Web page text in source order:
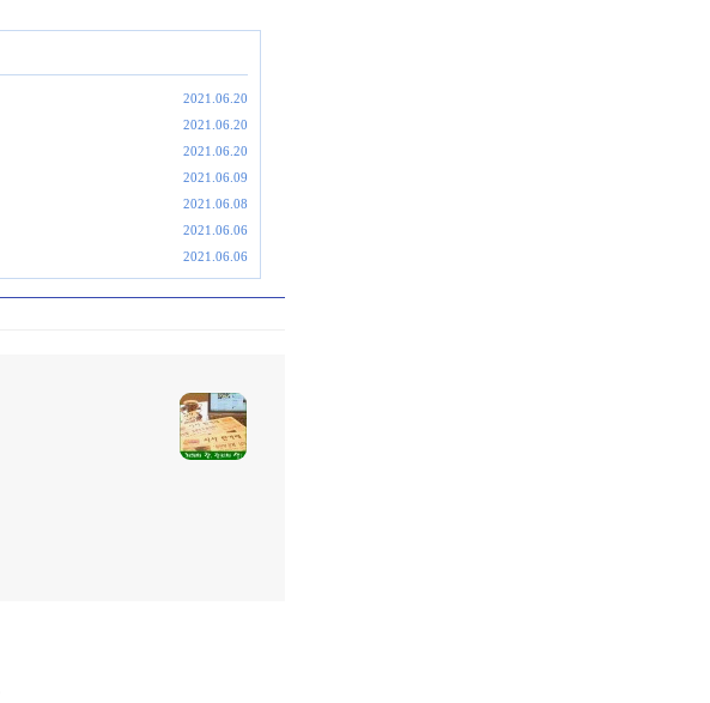
2021.06.20
2021.06.20
2021.06.20
2021.06.09
2021.06.08
2021.06.06
2021.06.06